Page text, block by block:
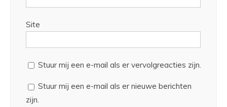
Site
Stuur mij een e-mail als er vervolgreacties zijn.
Stuur mij een e-mail als er nieuwe berichten
zijn.